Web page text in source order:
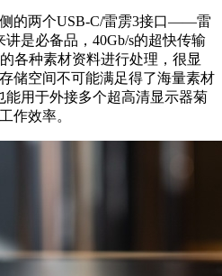
的两个USB-C/雷雳3接口——雷
是必备品，40Gb/s的超快传输
各种素材资料进行处理，很显
储空间不可能满足得了海量素材
能用于外接多个超高清显示器菊
作效率。